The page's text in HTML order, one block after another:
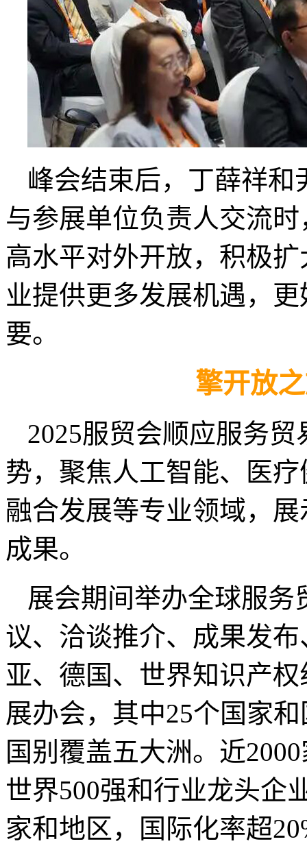
峰会结束后，丁薛祥
与参展单位负责人交流
高水平对外开放，积极
业提供更多发展机遇，
要。
擎开放
2025服贸会顺应服务
势，聚焦人工智能、医
融合发展等专业领域，
成果。
展会期间举办全球服
议、洽谈推介、成果发
亚、德国、世界知识产
展办会，其中25个国家
国别覆盖五大洲。近
世界500强和行业龙头企
家和地区，国际化率超